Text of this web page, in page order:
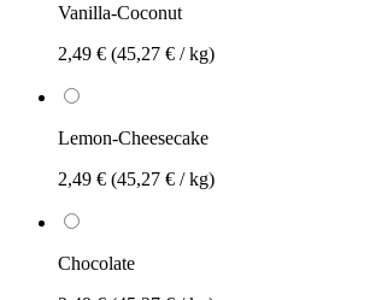
Vanilla-Coconut
2,49 € (45,27 € / kg)
Lemon-Cheesecake
2,49 € (45,27 € / kg)
Chocolate